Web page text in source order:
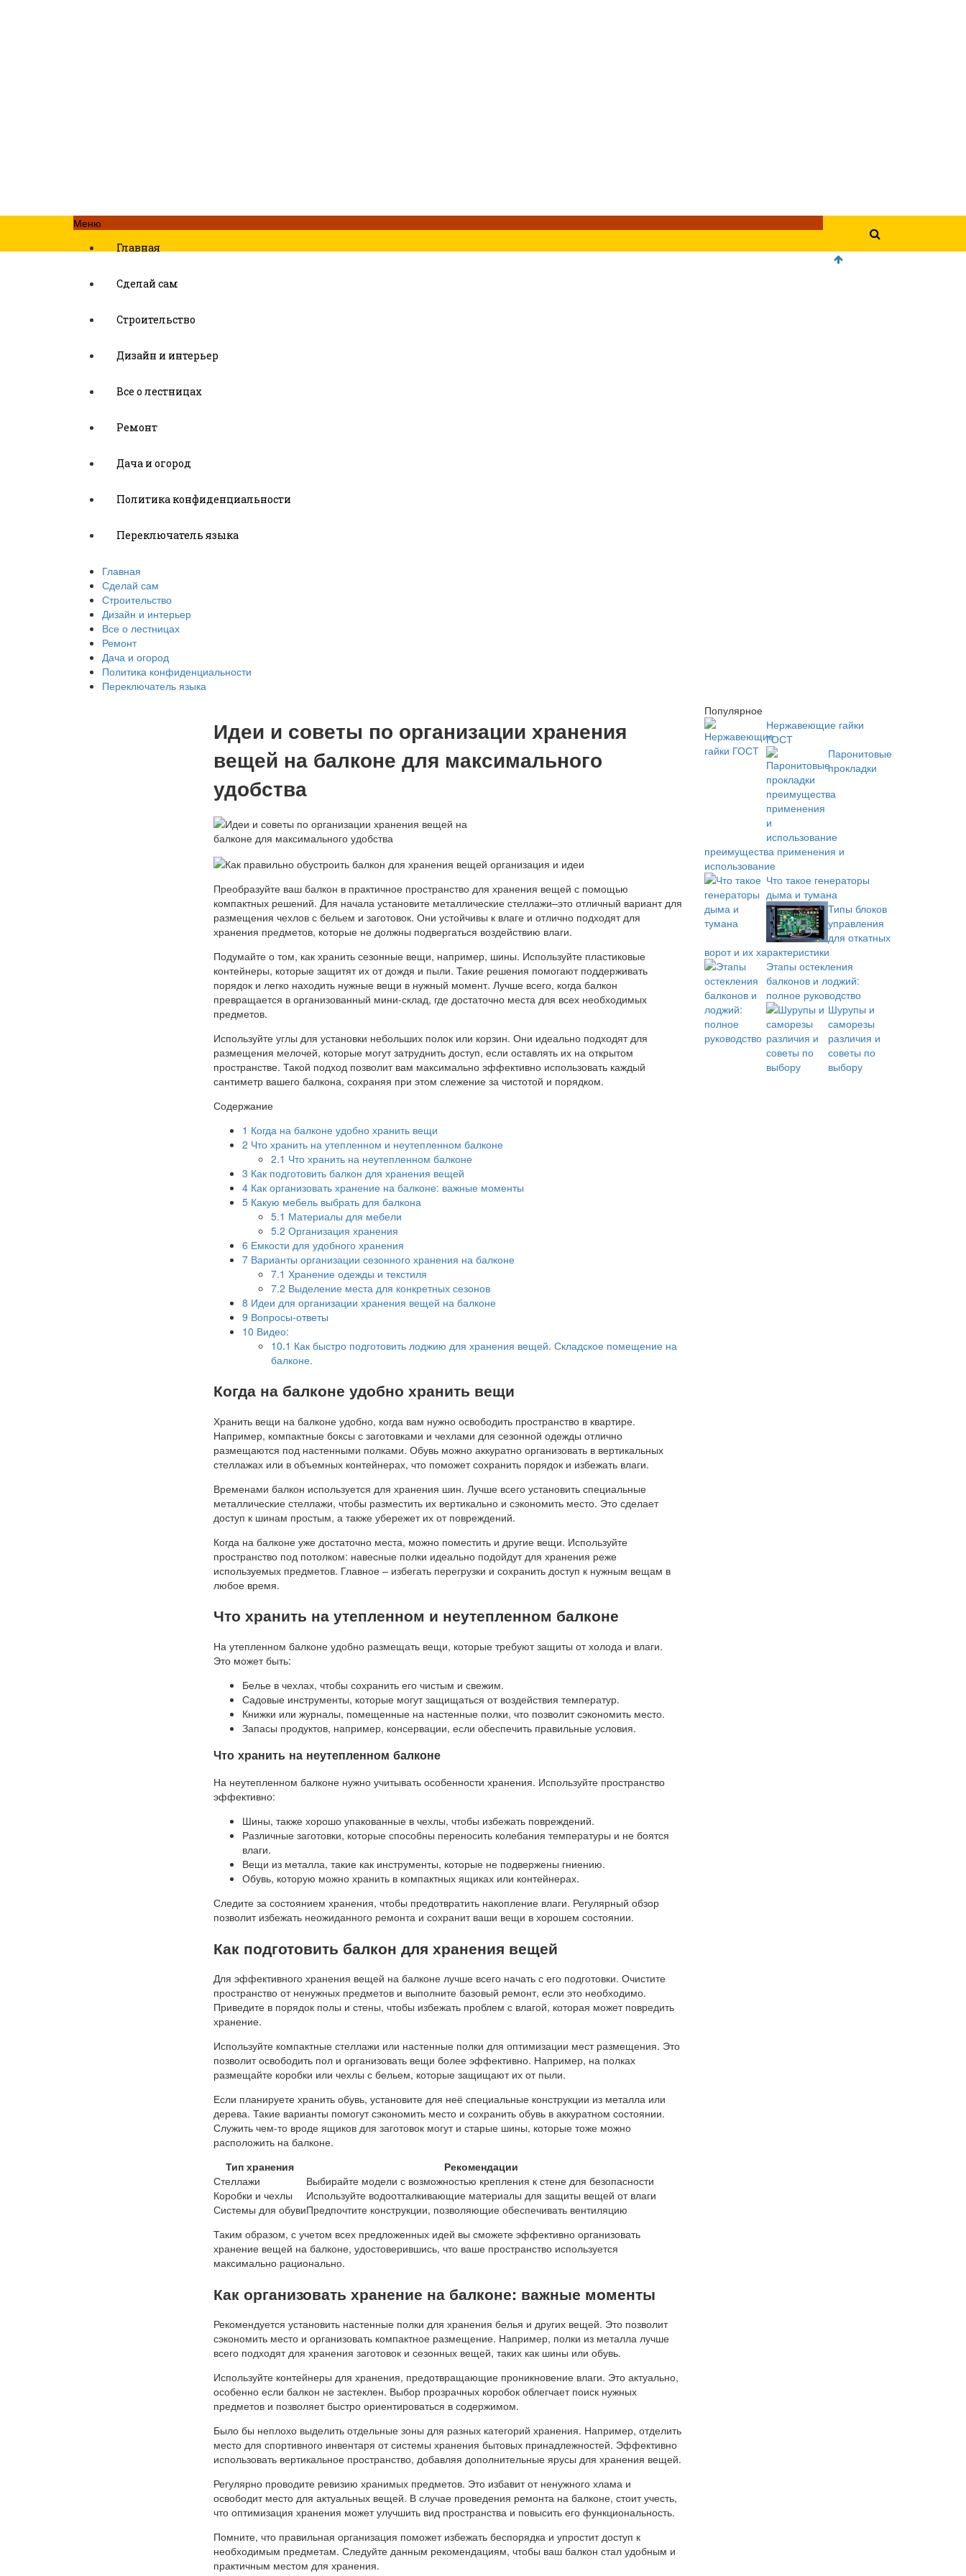
Меню
Главная
Сделай сам
Строительство
Дизайн и интерьер
Все о лестницах
Ремонт
Дача и огород
Политика конфиденциальности
Переключатель языка
Главная
Сделай сам
Строительство
Дизайн и интерьер
Все о лестницах
Ремонт
Дача и огород
Политика конфиденциальности
Переключатель языка
Идеи и советы по организации хранения
вещей на балконе для максимального
удобства
Преобразуйте ваш балкон в практичное пространство для хранения вещей с помощью
компактных решений. Для начала установите металлические стеллажи–это отличный вариант для
размещения чехлов с бельем и заготовок. Они устойчивы к влаге и отлично подходят для
хранения предметов, которые не должны подвергаться воздействию влаги.
Подумайте о том, как хранить сезонные вещи, например, шины. Используйте пластиковые
контейнеры, которые защитят их от дождя и пыли. Такие решения помогают поддерживать
порядок и легко находить нужные вещи в нужный момент. Лучше всего, когда балкон
превращается в организованный мини-склад, где достаточно места для всех необходимых
предметов.
Используйте углы для установки небольших полок или корзин. Они идеально подходят для
размещения мелочей, которые могут затруднить доступ, если оставлять их на открытом
пространстве. Такой подход позволит вам максимально эффективно использовать каждый
сантиметр вашего балкона, сохраняя при этом слежение за чистотой и порядком.
Содержание
1 Когда на балконе удобно хранить вещи
2 Что хранить на утепленном и неутепленном балконе
2.1 Что хранить на неутепленном балконе
3 Как подготовить балкон для хранения вещей
4 Как организовать хранение на балконе: важные моменты
5 Какую мебель выбрать для балкона
5.1 Материалы для мебели
5.2 Организация хранения
6 Емкости для удобного хранения
7 Варианты организации сезонного хранения на балконе
7.1 Хранение одежды и текстиля
7.2 Выделение места для конкретных сезонов
8 Идеи для организации хранения вещей на балконе
9 Вопросы-ответы
10 Видео:
10.1 Как быстро подготовить лоджию для хранения вещей. Складское помещение на
балконе.
Когда на балконе удобно хранить вещи
Хранить вещи на балконе удобно, когда вам нужно освободить пространство в квартире.
Например, компактные боксы с заготовками и чехлами для сезонной одежды отлично
размещаются под настенными полками. Обувь можно аккуратно организовать в вертикальных
стеллажах или в объемных контейнерах, что поможет сохранить порядок и избежать влаги.
Временами балкон используется для хранения шин. Лучше всего установить специальные
металлические стеллажи, чтобы разместить их вертикально и сэкономить место. Это сделает
доступ к шинам простым, а также убережет их от повреждений.
Когда на балконе уже достаточно места, можно поместить и другие вещи. Используйте
пространство под потолком: навесные полки идеально подойдут для хранения реже
используемых предметов. Главное – избегать перегрузки и сохранить доступ к нужным вещам в
любое время.
Что хранить на утепленном и неутепленном балконе
На утепленном балконе удобно размещать вещи, которые требуют защиты от холода и влаги.
Это может быть:
Белье в чехлах, чтобы сохранить его чистым и свежим.
Садовые инструменты, которые могут защищаться от воздействия температур.
Книжки или журналы, помещенные на настенные полки, что позволит сэкономить место.
Запасы продуктов, например, консервации, если обеспечить правильные условия.
Что хранить на неутепленном балконе
На неутепленном балконе нужно учитывать особенности хранения. Используйте пространство
эффективно:
Шины, также хорошо упакованные в чехлы, чтобы избежать повреждений.
Различные заготовки, которые способны переносить колебания температуры и не боятся
влаги.
Вещи из металла, такие как инструменты, которые не подвержены гниению.
Обувь, которую можно хранить в компактных ящиках или контейнерах.
Следите за состоянием хранения, чтобы предотвратить накопление влаги. Регулярный обзор
позволит избежать неожиданного ремонта и сохранит ваши вещи в хорошем состоянии.
Как подготовить балкон для хранения вещей
Для эффективного хранения вещей на балконе лучше всего начать с его подготовки. Очистите
пространство от ненужных предметов и выполните базовый ремонт, если это необходимо.
Приведите в порядок полы и стены, чтобы избежать проблем с влагой, которая может повредить
хранение.
Используйте компактные стеллажи или настенные полки для оптимизации мест размещения. Это
позволит освободить пол и организовать вещи более эффективно. Например, на полках
размещайте коробки или чехлы с бельем, которые защищают их от пыли.
Если планируете хранить обувь, установите для неё специальные конструкции из металла или
дерева. Такие варианты помогут сэкономить место и сохранить обувь в аккуратном состоянии.
Служить чем-то вроде ящиков для заготовок могут и старые шины, которые тоже можно
расположить на балконе.
Тип хранения
Рекомендации
Стеллажи
Выбирайте модели с возможностью крепления к стене для безопасности
Коробки и чехлы
Используйте водоотталкивающие материалы для защиты вещей от влаги
Системы для обувиПредпочтите конструкции, позволяющие обеспечивать вентиляцию
Таким образом, с учетом всех предложенных идей вы сможете эффективно организовать
хранение вещей на балконе, удостоверившись, что ваше пространство используется
максимально рационально.
Как организовать хранение на балконе: важные моменты
Рекомендуется установить настенные полки для хранения белья и других вещей. Это позволит
сэкономить место и организовать компактное размещение. Например, полки из металла лучше
всего подходят для хранения заготовок и сезонных вещей, таких как шины или обувь.
Используйте контейнеры для хранения, предотвращающие проникновение влаги. Это актуально,
особенно если балкон не застеклен. Выбор прозрачных коробок облегчает поиск нужных
предметов и позволяет быстро ориентироваться в содержимом.
Было бы неплохо выделить отдельные зоны для разных категорий хранения. Например, отделить
место для спортивного инвентаря от системы хранения бытовых принадлежностей. Эффективно
использовать вертикальное пространство, добавляя дополнительные ярусы для хранения вещей.
Регулярно проводите ревизию хранимых предметов. Это избавит от ненужного хлама и
освободит место для актуальных вещей. В случае проведения ремонта на балконе, стоит учесть,
что оптимизация хранения может улучшить вид пространства и повысить его функциональность.
Помните, что правильная организация поможет избежать беспорядка и упростит доступ к
необходимым предметам. Следуйте данным рекомендациям, чтобы ваш балкон стал удобным и
практичным местом для хранения.
Популярное
Нержавеющие гайки
ГОСТ
Паронитовые
прокладки
преимущества применения и
использование
Что такое генераторы
дыма и тумана
Типы блоков
управления
для откатных
ворот и их характеристики
Этапы остекления
балконов и лоджий:
полное руководство
Шурупы и
саморезы
различия и
советы по
выбору